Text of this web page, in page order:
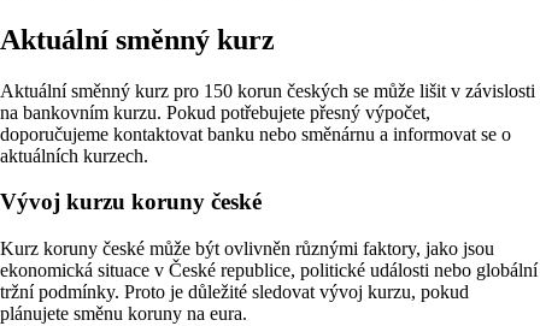
Aktuální směnný kurz
Aktuální směnný kurz pro 150 korun českých se může lišit v závislosti
na bankovním kurzu. Pokud potřebujete přesný výpočet,
doporučujeme kontaktovat banku nebo směnárnu a informovat se o
aktuálních kurzech.
Vývoj kurzu koruny české
Kurz koruny české může být ovlivněn různými faktory, jako jsou
ekonomická situace v České republice, politické události nebo globální
tržní podmínky. Proto je důležité sledovat vývoj kurzu, pokud
plánujete směnu koruny na eura.